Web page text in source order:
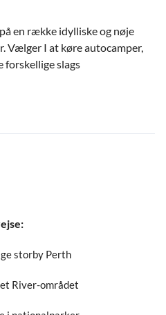
en række idylliske og nøje
Vælger I at køre autocamper,
forskellige slags
storby Perth
River-området